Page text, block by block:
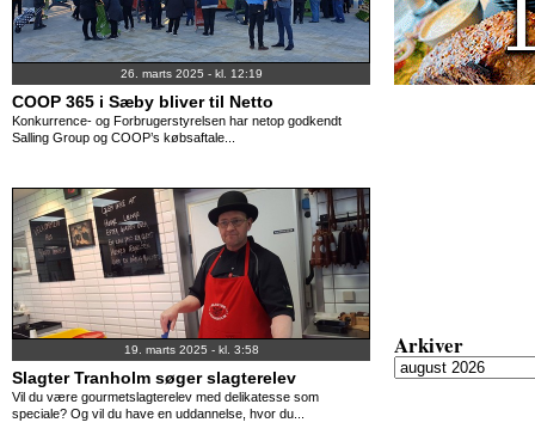
26. marts 2025 - kl. 12:19
COOP 365 i Sæby bliver til Netto
Konkurrence- og Forbrugerstyrelsen har netop godkendt
Salling Group og COOP’s købsaftale...
19. marts 2025 - kl. 3:58
Slagter Tranholm søger slagterelev
Vil du være gourmetslagterelev med delikatesse som
speciale? Og vil du have en uddannelse, hvor du...
Arkiver